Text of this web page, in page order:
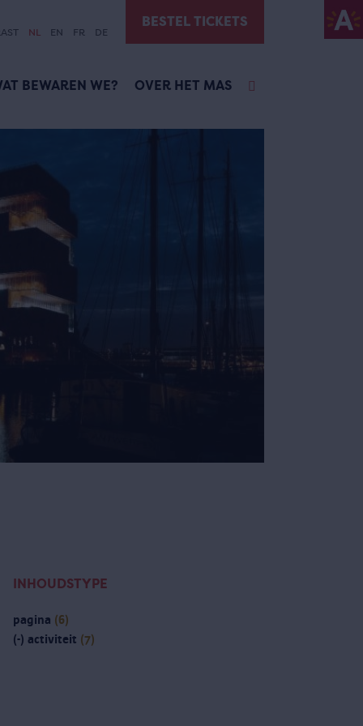
NL EN FR DE
BESTEL TICKETS
BEWAREN WE? OVER HET MAS
INHOUDSTYPE
pagina (6)
(-) activiteit (7)